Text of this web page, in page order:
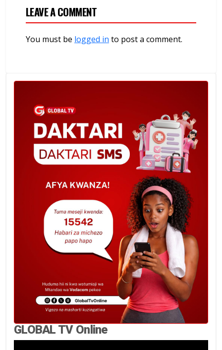
LEAVE A COMMENT
You must be logged in to post a comment.
GLOBAL TV Online